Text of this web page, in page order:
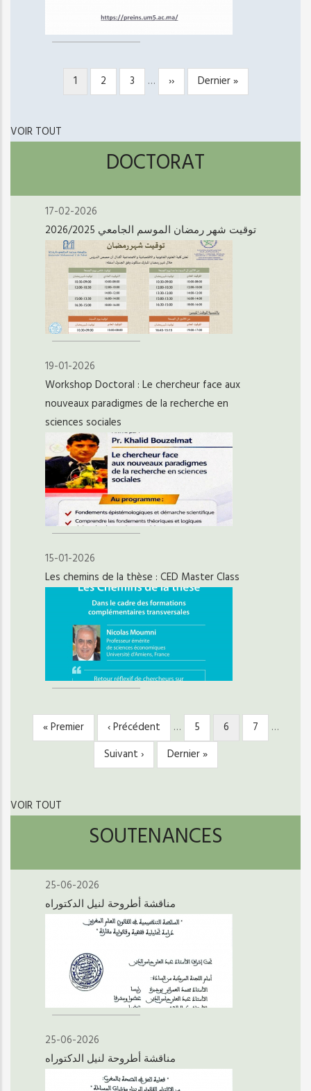
PAGINATIONPage
courante
1 Page
2 Page
3 …
Page
suivante
››
Dernière
page
Dernier »
VOIR TOUT
DOCTORAT
17-02-2026
توقيت شهر رمضان الموسم الجامعي 2026/2025
19-01-2026
Workshop Doctoral : Le chercheur face aux
nouveaux paradigmes de la recherche en
sciences sociales
15-01-2026
Les chemins de la thèse : CED Master Class
PAGINATION
Première
page
« Premier
Page
précédente
‹ Précédent … Page
5
Page
courante
6 Page
7
…
Page
suivante
Suivant ›
Dernière
page
Dernier »
VOIR TOUT
SOUTENANCES
25-06-2026
مناقشة أطروحة لنيل الدكتوراه
25-06-2026
مناقشة أطروحة لنيل الدكتوراه